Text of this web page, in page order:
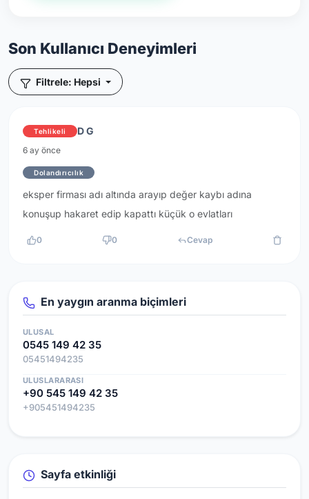
Son Kullanıcı Deneyimleri
Filtrele: Hepsi
Tehlikeli D G
6 ay önce
Dolandırıcılık
eksper firması adı altında arayıp değer kaybı adına
konuşup hakaret edip kapattı küçük o evlatları
0 0 Cevap
En yaygın aranma biçimleri
ULUSAL
0545 149 42 35
05451494235
ULUSLARARASI
+90 545 149 42 35
+905451494235
Sayfa etkinliği